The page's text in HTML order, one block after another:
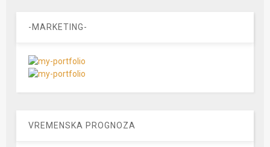
-MARKETING-
VREMENSKA PROGNOZA